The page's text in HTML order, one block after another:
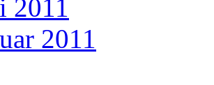
2011
2011